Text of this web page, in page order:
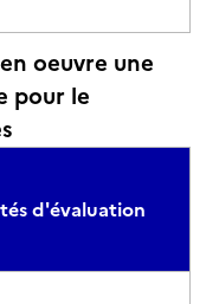
oeuvre une
pour le
d'évaluation